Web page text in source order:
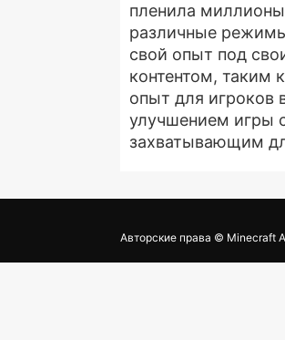
пленила
различные
свой опыт под
контентом, таким
опыт для игроков
улучшением игры
захватывающим
Авторские права © Minecraft